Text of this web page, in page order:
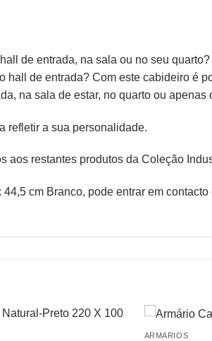
de entrada, na sala ou no seu
de entrada? Com este cabideiro é
na sala de estar, no quarto ou
refletir a sua personalidade.
aos restantes produtos da Coleção
cm Branco, pode entrar em
ARMÁRIOS